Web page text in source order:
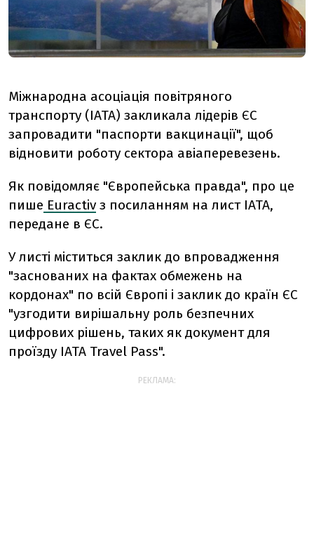
Міжнародна асоціація повітряного
транспорту (IATA) закликала лідерів ЄС
запровадити "паспорти вакцинації", щоб
відновити роботу сектора авіаперевезень.
Як повідомляє "Європейська правда", про це
пише Euractiv з посиланням на лист IATA,
передане в ЄС.
У листі міститься заклик до впровадження
"заснованих на фактах обмежень на
кордонах" по ​​всій Європі і заклик до країн ЄС
"узгодити вирішальну роль безпечних
цифрових рішень, таких як документ для
проїзду IATA Travel Pass".
РЕКЛАМА: